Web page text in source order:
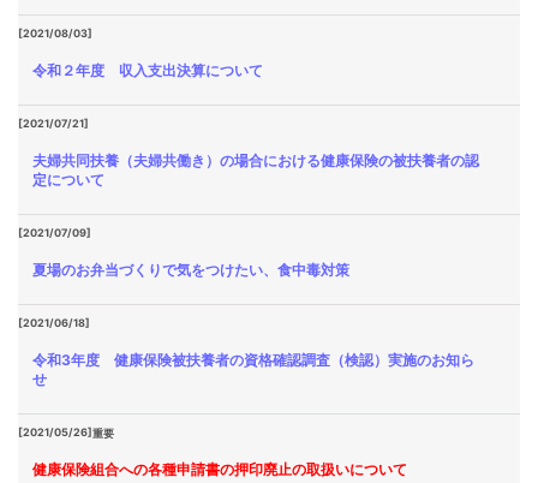
[2021/08/03]
令和２年度 収入支出決算について
[2021/07/21]
夫婦共同扶養（夫婦共働き）の場合における健康保険の被扶養者の認
定について
[2021/07/09]
夏場のお弁当づくりで気をつけたい、食中毒対策
[2021/06/18]
令和3年度 健康保険被扶養者の資格確認調査（検認）実施のお知ら
せ
[2021/05/26]重要
健康保険組合への各種申請書の押印廃止の取扱いについて